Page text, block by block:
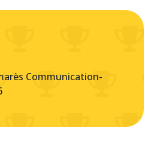
Communication-